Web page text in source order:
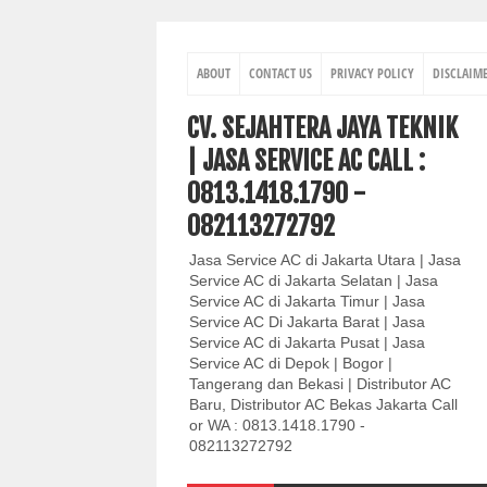
ABOUT CONTACT US PRIVACY POLICY
CV. SEJAHTERA JAYA TEKNIK
| JASA SERVICE AC CALL :
0813.1418.1790 -
082113272792
Jasa Service AC di Jakarta Utara | Jasa
Service AC di Jakarta Selatan | Jasa
Service AC di Jakarta Timur | Jasa
Service AC Di Jakarta Barat | Jasa
Service AC di Jakarta Pusat | Jasa
Service AC di Depok | Bogor |
Tangerang dan Bekasi | Distributor AC
Baru, Distributor AC Bekas Jakarta Call
or WA : 0813.1418.1790 -
082113272792